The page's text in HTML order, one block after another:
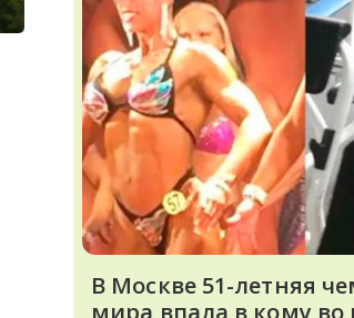
В Москве 51-летняя
мира впала в кому во